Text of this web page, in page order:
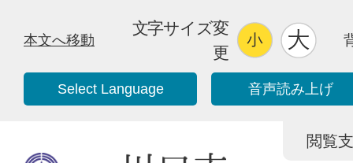
本文へ移動
文字サイズ変
更
Select Language 音声読み上げ
閲覧